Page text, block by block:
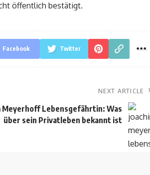
öffentlich bestätigt.
Facebook Twitter
NEXT ARTICLE
Meyerhoff Lebensgefährtin: Was
über sein Privatleben bekannt ist